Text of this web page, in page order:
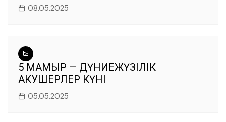
08.05.2025
5 МАМЫР — ДҮНИЕЖҮЗІЛІК
АКУШЕРЛЕР КҮНІ
05.05.2025